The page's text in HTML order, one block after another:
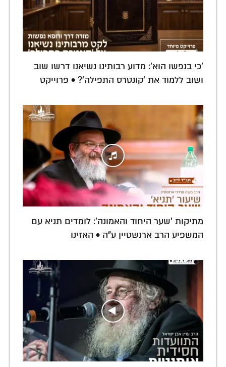
'כי בנפשו הוא': מדוע רבותינו נשיאנו דרשו שוב
ושוב ללמוד את 'קונטרס התפילה'? • פרוייקט
מתיקות 'שער היחוד והאמונה': לומדים תניא עם
המשפיע הרב ארנשטיין ע"ה • האזינו